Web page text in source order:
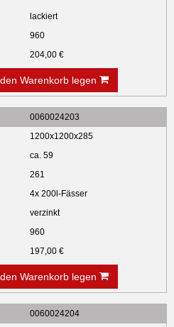
lackiert
960
204,00 €
Warenkorb legen
0060024203
1200x1200x285
ca. 59
261
4x 200l-Fässer
verzinkt
960
197,00 €
Warenkorb legen
0060024204